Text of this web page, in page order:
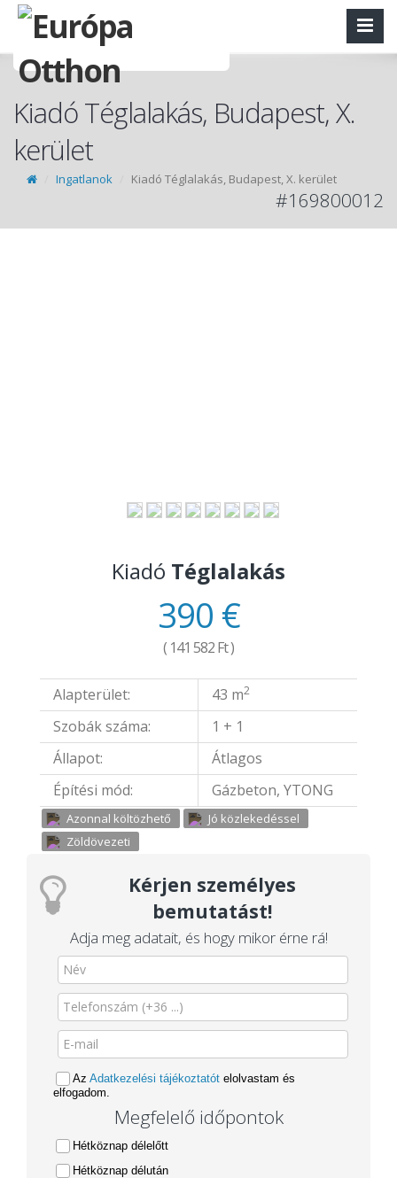
Kiadó Téglalakás, Budapest, X.
kerület
Ingatlanok Kiadó Téglalakás, Budapest, X. kerület
#169800012
Kiadó Téglalakás
390 €
( 141 582 Ft )
Alapterület: 43 m2
Szobák száma:
1 + 1
Állapot:
Átlagos
Építési mód:
Gázbeton, YTONG
Azonnal költözhető
Jó közlekedéssel
Zöldövezeti
Kérjen személyes
bemutatást!
Adja meg adatait, és hogy mikor érne rá!
Az Adatkezelési tájékoztatót elolvastam és
elfogadom.
Megfelelő időpontok
Hétköznap délelőtt
Hétköznap délután